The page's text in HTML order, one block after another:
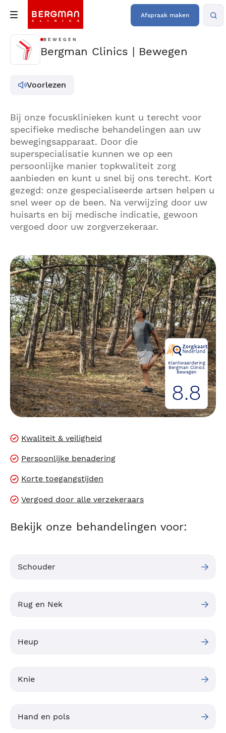
Afspraak maken
BEWEGEN
Bergman Clinics | Bewegen
Voorlezen
Bij onze focusklinieken kunt u terecht voor
specifieke medische behandelingen aan uw
bewegingsapparaat. Door die
superspecialisatie kunnen we op een
persoonlijke manier topkwaliteit zorg
aanbieden en kunt u snel bij ons terecht. Kort
gezegd: onze gespecialiseerde artsen helpen u
snel weer op de been. Na verwijzing door uw
huisarts en bij medische indicatie, gewoon
vergoed door uw zorgverzekeraar.
Klantwaardering
Bergman Clinics
Bewegen
8.8
Kwaliteit & veiligheid
Persoonlijke benadering
Korte toegangstijden
Vergoed door alle verzekeraars
Bekijk onze behandelingen voor:
Schouder
Rug en Nek
Heup
Knie
Hand en pols